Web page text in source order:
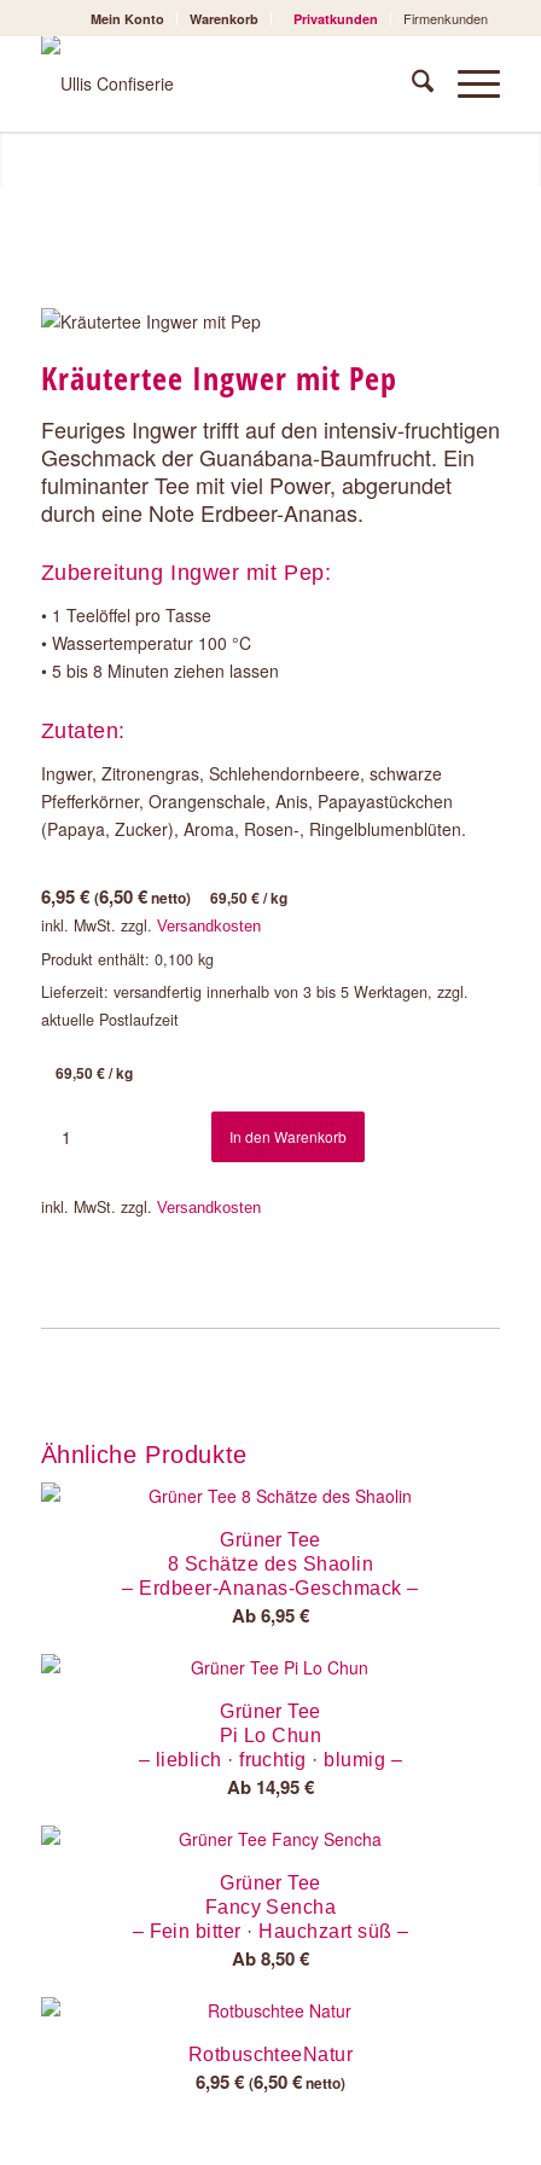
Mein Konto Warenkorb Privatkunden Firmenkunden
Kräutertee Ingwer mit Pep
Feuriges Ingwer trifft auf den intensiv-fruchtigen
Geschmack der Guanábana-Baumfrucht. Ein
fulminanter Tee mit viel Power, abgerundet
durch eine Note Erdbeer-Ananas.
Zubereitung Ingwer mit Pep:
• 1 Teelöffel pro Tasse
• Wassertemperatur 100 °C
• 5 bis 8 Minuten ziehen lassen
Zutaten:
Ingwer, Zitronengras, Schlehendornbeere, schwarze
Pfefferkörner, Orangenschale, Anis, Papayastückchen
(Papaya, Zucker), Aroma, Rosen-, Ringelblumenblüten.
6,95€ (6,50€netto) 69,50€/kg
inkl. MwSt. zzgl. Versandkosten
Produkt enthält: 0,100 kg
Lieferzeit: versandfertig innerhalb von 3 bis 5 Werktagen, zzgl.
aktuelle Postlaufzeit
69,50€/kg
In den Warenkorb
inkl. MwSt. zzgl. Versandkosten
Ähnliche Produkte
Grüner Tee
8 Schätze des Shaolin
– Erdbeer-Ananas-Geschmack –
Ab6,95€
Grüner Tee
Pi Lo Chun
– lieblich · fruchtig · blumig –
Ab 14,95€
Grüner Tee
Fancy Sencha
– Fein bitter · Hauchzart süß –
Ab8,50€
RotbuschteeNatur
6,95€ (6,50€netto)